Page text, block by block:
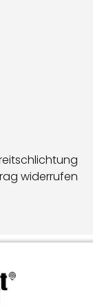
widerrufen